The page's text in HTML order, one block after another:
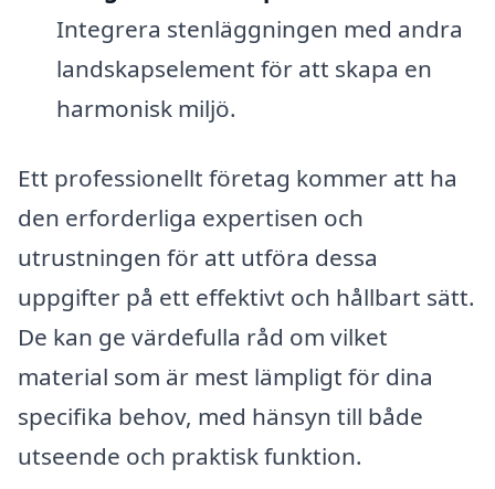
Integrera stenläggningen med andra
landskapselement för att skapa en
harmonisk miljö.
Ett professionellt företag kommer att ha
den erforderliga expertisen och
utrustningen för att utföra dessa
uppgifter på ett effektivt och hållbart sätt.
De kan ge värdefulla råd om vilket
material som är mest lämpligt för dina
specifika behov, med hänsyn till både
utseende och praktisk funktion.